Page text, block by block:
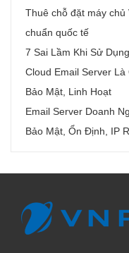
Thuê chỗ đặt máy chủ
chuẩn quốc tế
7 Sai Lầm Khi Sử
Cloud Email Server
Bảo Mật, Linh Hoạt
Email Server Doanh
Bảo Mật, Ổn Định, IP